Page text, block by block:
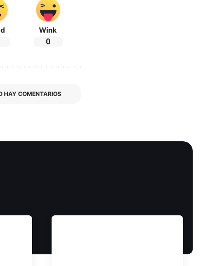
Wink
0
HAY COMENTARIOS